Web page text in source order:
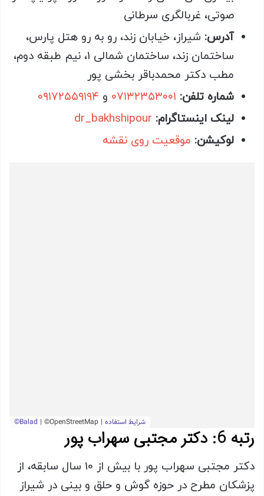
صوتی، غربالگری سرطانی
آدرس: شیراز، خیابان زند، رو به رو هتل پارس،
ساختمان زند، ساختمان شمالی 1، نیم طبقه دوم،
مطب دکتر محمدباقر بخشی پور
شماره تلفن: ۰۷۱۳۲۳۵۳۰۰۱ و
لینک اینستاگرام: dr_bakhshipour
لوکیشن: موقعیت روی نقشه
رتبه 6: دکتر مجتبی سهراب پور
دکتر مجتبی سهراب پور با بیش از 10 سال سابقه، از
پزشکان مطرح در حوزه گوش و حلق و بینی در شیراز